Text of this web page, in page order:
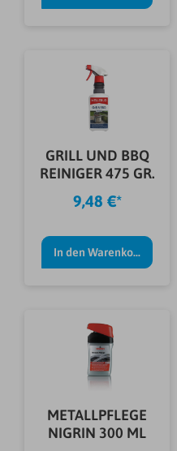
GRILL UND BBQ
REINIGER 475 GR.
9,48 €*
In den Warenkorb
METALLPFLEGE
NIGRIN 300 ML